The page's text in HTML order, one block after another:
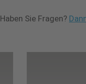
Sie Fragen?